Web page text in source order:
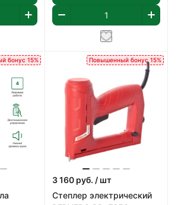
бонус 15% Повышенный бонус 15%
3 160 руб. / шт
Степлер электрический